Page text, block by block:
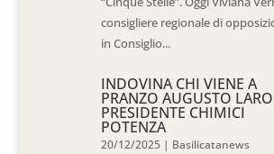
consigliere regionale di
in Consiglio...
INDOVINA CHI VIENE A
PRANZO AUGUSTO
PRESIDENTE CHIMICI
POTENZA
20/12/2025 | Basilicatanews